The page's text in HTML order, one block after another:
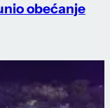
obećanje